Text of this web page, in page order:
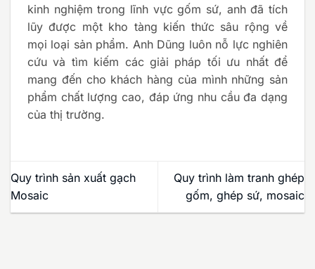
kinh nghiệm trong lĩnh vực gốm sứ, anh đã tích
lũy được một kho tàng kiến thức sâu rộng về
mọi loại sản phẩm. Anh Dũng luôn nỗ lực nghiên
cứu và tìm kiếm các giải pháp tối ưu nhất để
mang đến cho khách hàng của mình những sản
phẩm chất lượng cao, đáp ứng nhu cầu đa dạng
của thị trường.
Quy trình sản xuất gạch
Mosaic
Quy trình làm tranh ghép
gốm, ghép sứ, mosaic